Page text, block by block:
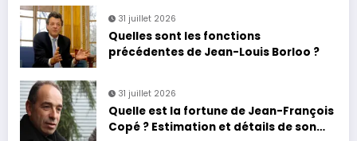
31 juillet 2026
Quelles sont les fonctions
précédentes de Jean-Louis Borloo ?
31 juillet 2026
Quelle est la fortune de Jean-François
Copé ? Estimation et détails de son